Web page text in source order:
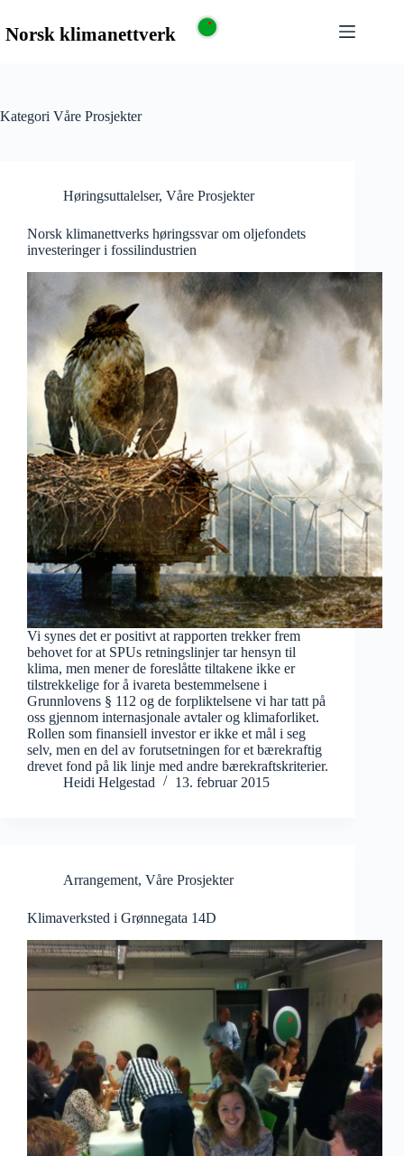
Kategori Våre Prosjekter
Høringsuttalelser, Våre Prosjekter
Norsk klimanettverks høringssvar om oljefondets
investeringer i fossilindustrien
Vi synes det er positivt at rapporten trekker frem
behovet for at SPUs retningslinjer tar hensyn til
klima, men mener de foreslåtte tiltakene ikke er
tilstrekkelige for å ivareta bestemmelsene i
Grunnlovens § 112 og de forpliktelsene vi har tatt på
oss gjennom internasjonale avtaler og klimaforliket.
Rollen som finansiell investor er ikke et mål i seg
selv, men en del av forutsetningen for et bærekraftig
drevet fond på lik linje med andre bærekraftskriterier.
Heidi Helgestad
13. februar 2015
Arrangement, Våre Prosjekter
Klimaverksted i Grønnegata 14D